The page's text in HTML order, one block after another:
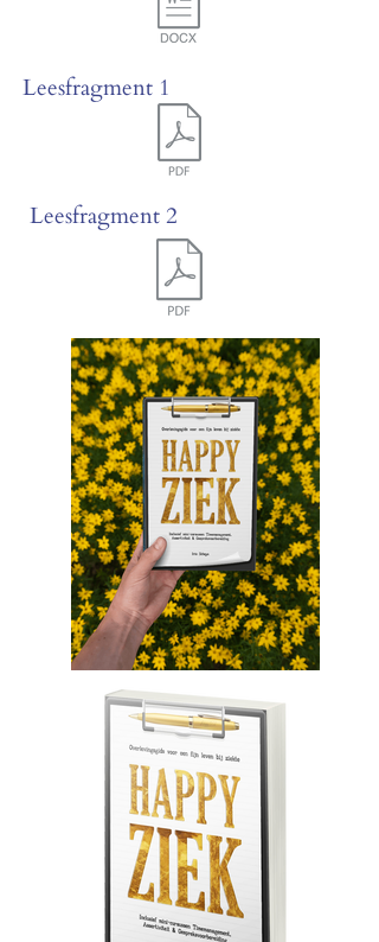
Leesfragment 1
Leesfragment 2